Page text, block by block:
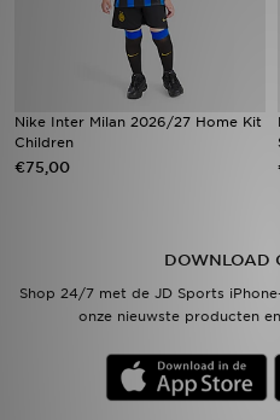
Nike Inter Milan 2026/27 Home Kit
Children
€75,00
DOWNLOAD
Shop 24/7 met de JD Sports
onze nieuwste producten
Klantenservice
Download de app